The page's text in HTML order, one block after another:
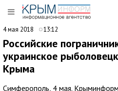
4 мая 2018 13:12
Российские
украинское
Крыма
Симферополь, 4 мая.